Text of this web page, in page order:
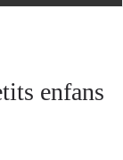
enfans